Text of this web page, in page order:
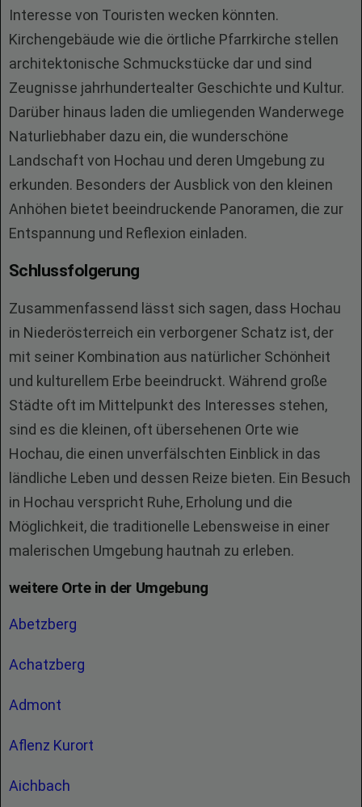
Interesse von Touristen wecken könnten.
Kirchengebäude wie die örtliche Pfarrkirche stellen
architektonische Schmuckstücke dar und sind
Zeugnisse jahrhundertealter Geschichte und Kultur.
Darüber hinaus laden die umliegenden Wanderwege
Naturliebhaber dazu ein, die wunderschöne
Landschaft von Hochau und deren Umgebung zu
erkunden. Besonders der Ausblick von den kleinen
Anhöhen bietet beeindruckende Panoramen, die zur
Entspannung und Reflexion einladen.
Schlussfolgerung
Zusammenfassend lässt sich sagen, dass Hochau
in Niederösterreich ein verborgener Schatz ist, der
mit seiner Kombination aus natürlicher Schönheit
und kulturellem Erbe beeindruckt. Während große
Städte oft im Mittelpunkt des Interesses stehen,
sind es die kleinen, oft übersehenen Orte wie
Hochau, die einen unverfälschten Einblick in das
ländliche Leben und dessen Reize bieten. Ein Besuch
in Hochau verspricht Ruhe, Erholung und die
Möglichkeit, die traditionelle Lebensweise in einer
malerischen Umgebung hautnah zu erleben.
weitere Orte in der Umgebung
Abetzberg
Achatzberg
Admont
Aflenz Kurort
Aichbach